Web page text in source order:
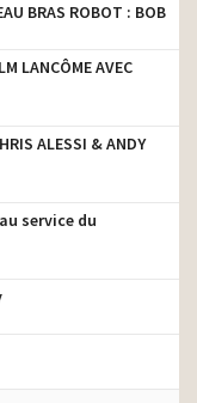
BRAS ROBOT : BOB
LANCÔME AVEC
ALESSI & ANDY
service du